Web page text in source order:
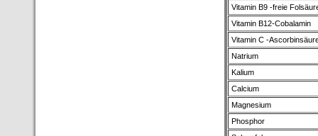
Vitamin B9 -freie
Vitamin B12-Cobalamin
Vitamin C -
Natrium
Kalium
Calcium
Magnesium
Phosphor